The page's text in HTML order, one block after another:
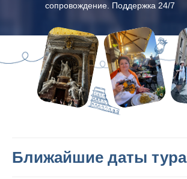
сопровождение. Поддержка 24/7
Ближайшие даты тура